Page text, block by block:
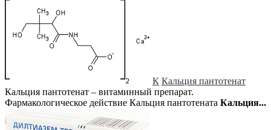
К Кальция пантотенат
Кальция пантотенат – витаминный препарат.
Фармакологическое действие Кальция пантотената Кальция...